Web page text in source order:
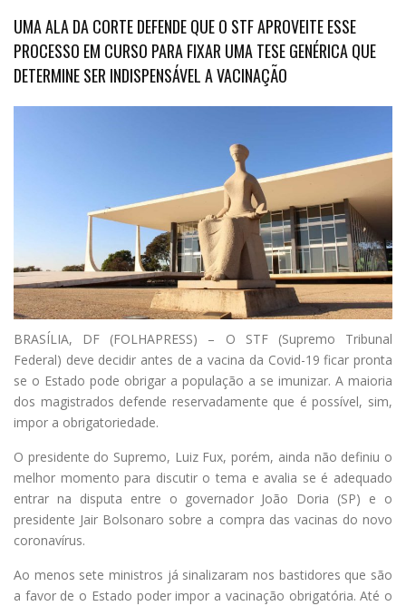
UMA ALA DA CORTE DEFENDE QUE O STF APROVEITE ESSE
PROCESSO EM CURSO PARA FIXAR UMA TESE GENÉRICA QUE
DETERMINE SER INDISPENSÁVEL A VACINAÇÃO
BRASÍLIA, DF (FOLHAPRESS) – O STF (Supremo Tribunal
Federal) deve decidir antes de a vacina da Covid-19 ficar pronta
se o Estado pode obrigar a população a se imunizar. A maioria
dos magistrados defende reservadamente que é possível, sim,
impor a obrigatoriedade.
O presidente do Supremo, Luiz Fux, porém, ainda não definiu o
melhor momento para discutir o tema e avalia se é adequado
entrar na disputa entre o governador João Doria (SP) e o
presidente Jair Bolsonaro sobre a compra das vacinas do novo
coronavírus.
Ao menos sete ministros já sinalizaram nos bastidores que são
a favor de o Estado poder impor a vacinação obrigatória. Até o